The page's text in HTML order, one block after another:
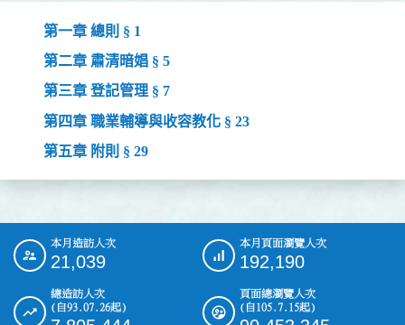
第一章 總則 § 1
第二章 肅清暗娼 § 5
第三章 登記管理 § 7
第四章 職業輔導與收容教化 § 23
第五章 附則 § 29
::: 本月造訪人次
21,039
本月頁面瀏覽人次
192,190
總造訪人次
(自93.07.26起)
頁面總瀏覽人次
(自105.7.15起)